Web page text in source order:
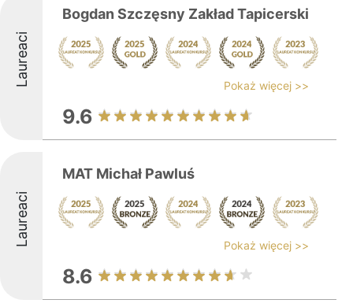
Laureaci
Bogdan Szczęsny Zakład Tapicerski
Pokaż więcej >>
9.6
Laureaci
MAT Michał Pawluś
Pokaż więcej >>
8.6